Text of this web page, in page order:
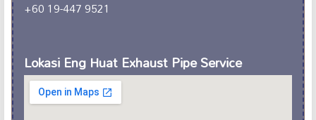
+60 19-447 9521
Lokasi Eng Huat Exhaust Pipe Service